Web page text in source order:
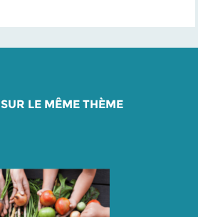
SUR LE MÊME THÈME